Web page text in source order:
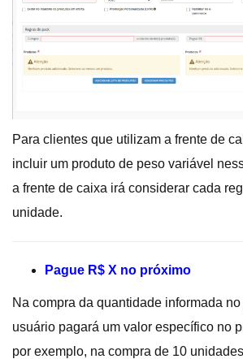
Para clientes que utilizam a frente de
incluir um produto de peso variável
a frente de caixa irá considerar cada
unidade.
Pague R$ X no próximo
Na compra da quantidade informada
usuário pagará um valor específico no
por exemplo, na compra de 10